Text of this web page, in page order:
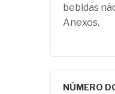
bebidas
Anexos.
NÚMERO